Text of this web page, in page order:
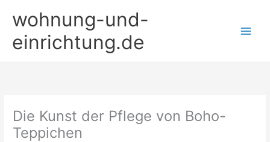
Inhaltwohnung-und-
einrichtung.de
Die Kunst der Pflege von Boho-
Teppichen